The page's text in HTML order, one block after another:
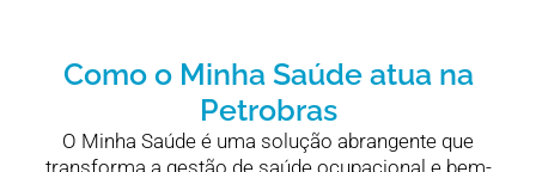
Como o Minha Saúde atua na
Petrobras
O Minha Saúde é uma solução abrangente que
transforma a gestão de saúde ocupacional e bem-